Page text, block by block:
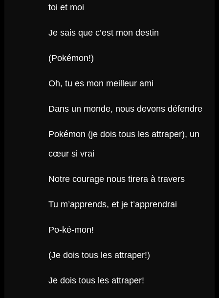
toi et moi
Je sais que c’est mon destin
(Pokémon!)
Oh, tu es mon meilleur ami
Dans un monde, nous devons défendre
Pokémon (je dois tous les attraper), un
cœur si vrai
Notre courage nous tirera à travers
Tu m’apprends, et je t’apprendrai
Po-ké-mon!
(Je dois tous les attraper!)
Je dois tous les attraper!